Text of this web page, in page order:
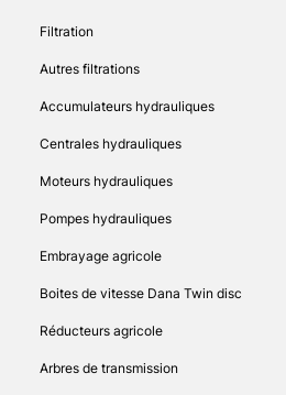
Filtration
Autres filtrations
Accumulateurs hydrauliques
Centrales hydrauliques
Moteurs hydrauliques
Pompes hydrauliques
Embrayage agricole
Boites de vitesse Dana Twin disc
Réducteurs agricole
Arbres de transmission